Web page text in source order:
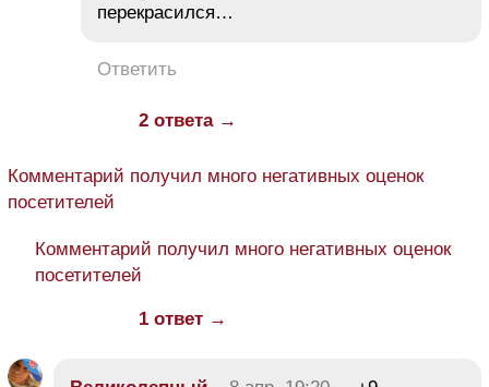
перекрасился…
Ответить
2 ответа →
Комментарий получил много негативных оценок
посетителей
Комментарий получил много негативных оценок
посетителей
1 ответ →